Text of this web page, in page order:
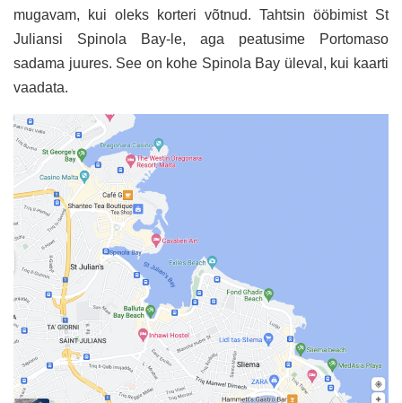
mugavam, kui oleks korteri võtnud. Tahtsin ööbimist St
Juliansi Spinola Bay-le, aga peatusime Portomaso
sadama juures. See on kohe Spinola Bay üleval, kui kaarti
vaadata.